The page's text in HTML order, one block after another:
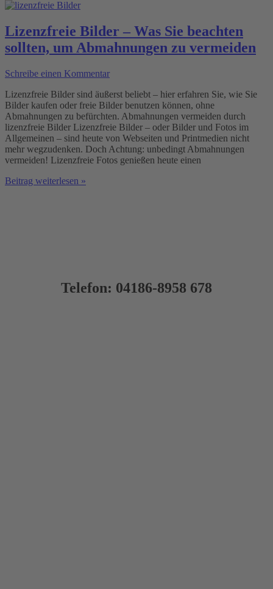
kaufen
Lizenzfreie
Fotos
günstig
Lizenzfreie Bilder – Was Sie beachten
sollten, um Abmahnungen zu vermeiden
Schreibe einen Kommentar
Lizenzfreie Bilder sind äußerst beliebt – hier erfahren Sie, wie Sie
Bilder kaufen oder freie Bilder benutzen können, ohne
Abmahnungen zu befürchten. Abmahnungen vermeiden durch
lizenzfreie Bilder Lizenzfreie Bilder – oder Bilder und Fotos im
Allgemeinen – sind heute von Webseiten und Printmedien nicht
mehr wegzudenken. Doch Achtung: unbedingt Abmahnungen
vermeiden! Lizenzfreie Fotos genießen heute einen
Lizenzfreie
Beitrag weiterlesen »
Telefon: 04186-8958 678